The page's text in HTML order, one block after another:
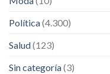
Política(4.300)
Salud(123)
Sin categoría(3)